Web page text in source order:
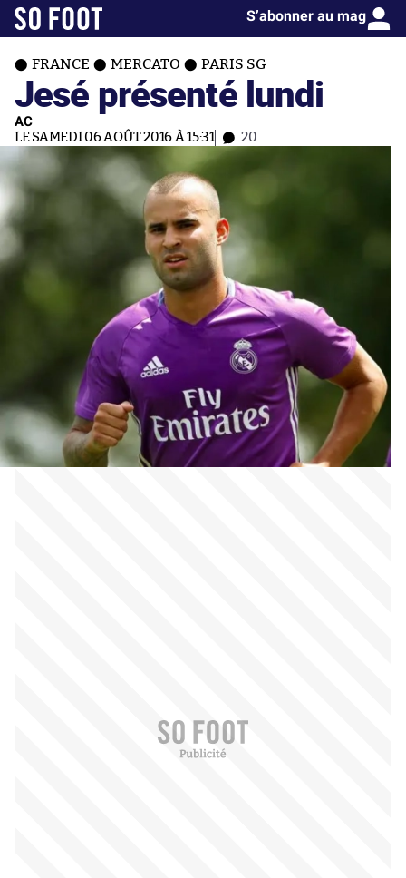
S’abonner au mag
FRANCE MERCATO PARIS SG
Jesé présenté lundi
AC
LE SAMEDI 06 AOÛT 2016 À 15:31 20